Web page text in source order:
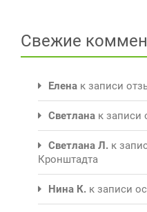
Свежие
Елена к записи
Светлана к записи
Светлана Л. к
Кронштадта
Нина К. к записи